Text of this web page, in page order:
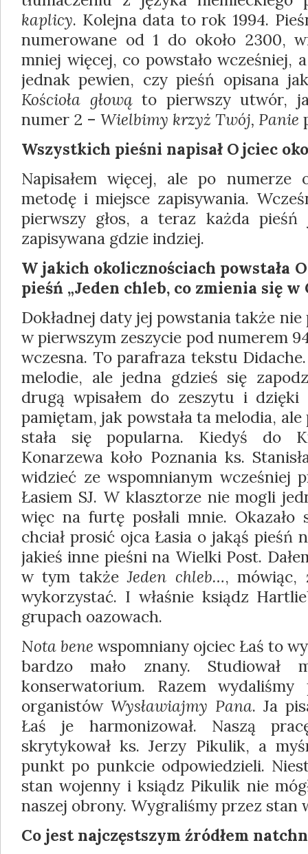
kaplicy. Kolejna data to rok 1994.
numerowane od 1 do około 2300,
mniej więcej, co powsta­ło wcześniej,
jednak pewien, czy pieśń opisana
Kościoła głowąto pierwszy utwór,
numer 2 – Wielbimy krzyż Twój, Panie
Wszystkich pieśni napisał Ojciec
Napisałem więcej, ale po numerze
meto­dę i miejsce zapisywania.
pierw­szy głos, a teraz każda
zapisywana gdzie indziej.
W jakich okolicznościach powstała
pieśń „Je­den chleb, co zmienia się w
Dokładnej daty jej powstania także nie
w pierwszym zeszycie pod numerem
wczesna. To parafraza tekstu
melodie, ale jedna gdzieś się
drugą wpisałem do zeszytu i dzięki
pamiętam, jak powstała ta melodia,
stała się popularna. Kiedyś do
Konarzewa koło Po­znania ks.
widzieć ze wspomnia­nym wcześniej
Łasiem SJ. W klasztorze nie mogli
więc na furtę posłali mnie.
chciał prosić ojca Łasia o ja­kąś pieśń
jakieś inne pieśni na Wielki Post.
w tym takżeJeden chleb…, mówiąc,
wykorzystać. I właśnie ksiądz
grupach oazowach.
Nota bene wspomniany ojciec Łaś to
bardzo mało znany. Studiował
konserwa­torium. Razem
organistów Wysławiajmy Pana. Ja
Łaś je harmonizował. Naszą
skrytykował ks. Jerzy Pikulik, a
punkt po punkcie odpowiedzieli.
stan wojenny i ksiądz Pikulik nie
naszej obrony. Wygraliśmy przez stan
Co jest najczęstszym źródłem